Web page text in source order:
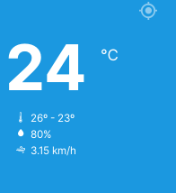
24 ℃
26º - 23º
80%
3.15 km/h